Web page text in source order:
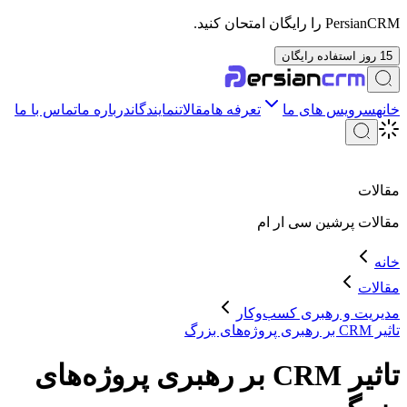
PersianCRM را رایگان امتحان کنید.
15 روز استفاده رایگان
خانهسرویس های ما تعرفه هامقالاتنمایندگاندرباره ماتماس با ما
مقالات
مقالات پرشین سی ار ام
خانه
مقالات
مدیریت و رهبری کسب‌وکار
تاثیر CRM بر رهبری پروژه‌های بزرگ
تاثیر CRM بر رهبری پروژه‌های